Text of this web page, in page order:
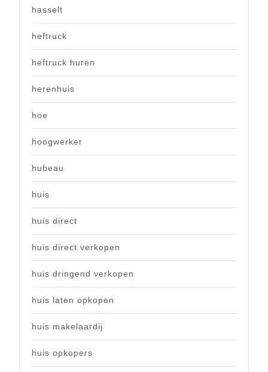
hasselt
heftruck
heftruck huren
herenhuis
hoe
hoogwerker
hubeau
huis
huis direct
huis direct verkopen
huis dringend verkopen
huis laten opkopen
huis makelaardij
huis opkopers